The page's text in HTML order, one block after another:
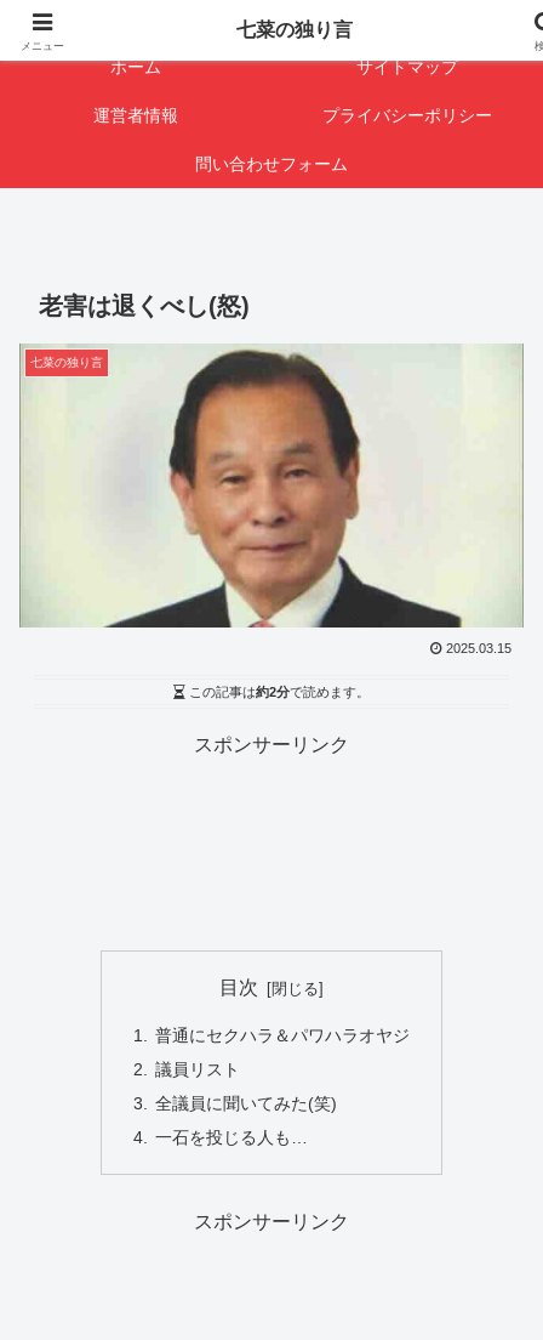
闇を暴けば･･･表になります
ホーム サイトマップ
運営者情報 プライバシーポリシー
問い合わせフォーム
老害は退くべし(怒)
七菜の独り言
2025.03.15
この記事は約2分で読めます。
スポンサーリンク
目次
普通にセクハラ＆パワハラオヤジ
議員リスト
全議員に聞いてみた(笑)
一石を投じる人も…
スポンサーリンク
メニュー
七菜の独り言